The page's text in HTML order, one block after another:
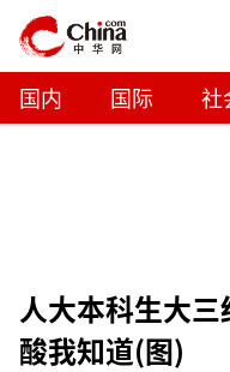
国内 国际 社
人大本科生大
酸我知道(图)